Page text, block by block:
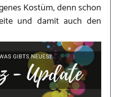
Kostüm, denn schon
und damit auch den